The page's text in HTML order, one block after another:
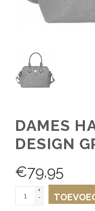
DAMES
DESIGN
€79,95
+
-